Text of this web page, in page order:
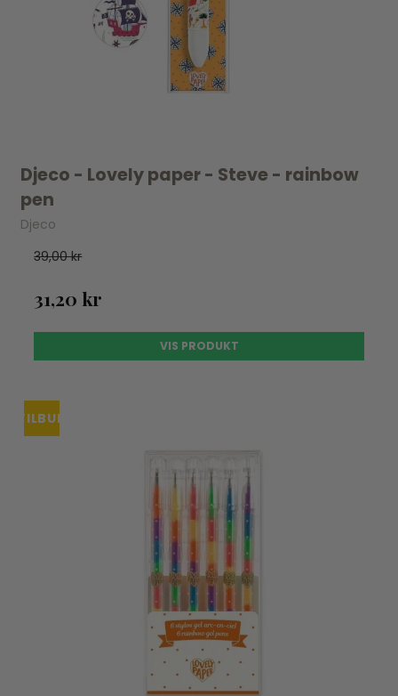
Djeco - Lovely paper - Steve - rainbow
pen
Djeco
39,00 kr
31,20 kr
VIS PRODUKT
TILBUD